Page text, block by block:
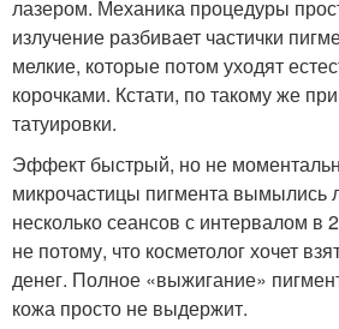
лазером. Механика процедуры
излучение разбивает частички
мелкие, которые потом уходят
корочками. Кстати, по такому же
татуировки.
Эффект быстрый, но не
микрочастицы пигмента
несколько сеансов с интервалом в
не потому, что косметолог хочет
денег. Полное «выжигание»
кожа просто не выдержит.